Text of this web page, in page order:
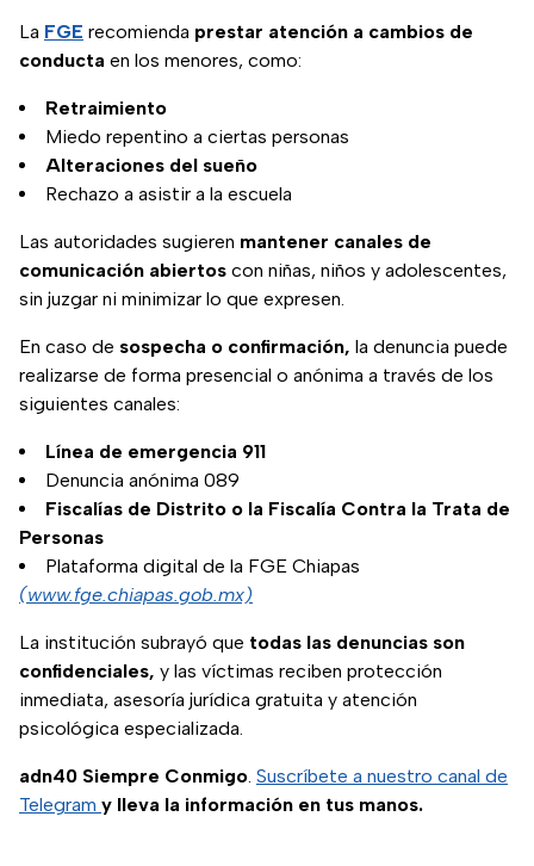
La FGE recomienda prestar atención a cambios de
conducta en los menores, como:
Retraimiento
Miedo repentino a ciertas personas
Alteraciones del sueño
Rechazo a asistir a la escuela
Las autoridades sugieren mantener canales de
comunicación abiertos con niñas, niños y adolescentes,
sin juzgar ni minimizar lo que expresen.
En caso de sospecha o confirmación, la denuncia puede
realizarse de forma presencial o anónima a través de los
siguientes canales:
Línea de emergencia 911
Denuncia anónima 089
Fiscalías de Distrito o la Fiscalía Contra la Trata de
Personas
Plataforma digital de la FGE Chiapas
(www.fge.chiapas.gob.mx)
La institución subrayó que todas las denuncias son
confidenciales, y las víctimas reciben protección
inmediata, asesoría jurídica gratuita y atención
psicológica especializada.
adn40 Siempre Conmigo. Suscríbete a nuestro canal de
Telegram y lleva la información en tus manos.